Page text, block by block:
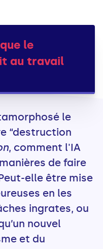
le
au travail
le
“destruction
, comment l'IA
de faire
elle être mise
en les
ingrates, ou
nouvel
et du